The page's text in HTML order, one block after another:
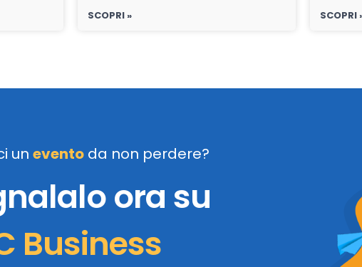
SCOPRI » SCOPRI
un evento da non perdere?
ora su
Business